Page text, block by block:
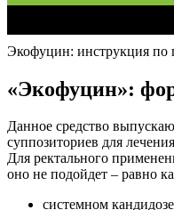
Экофуцин: инструкция
«Экофуцин»:
Данное средство
суппозиториев для
Для ректального
оно не подойдет – равно
системном